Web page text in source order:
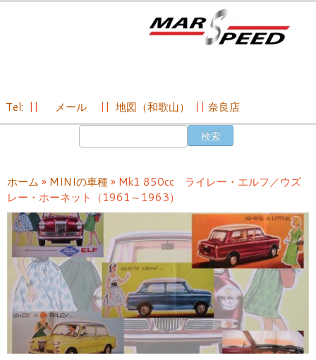
ン
ツ
へ
Tel: メール 地図（和歌山） 奈良店
ホーム » MINIの車種» Mk1 850cc ライレー・エルフ／ウズ
レー・ホーネット（1961～1963）